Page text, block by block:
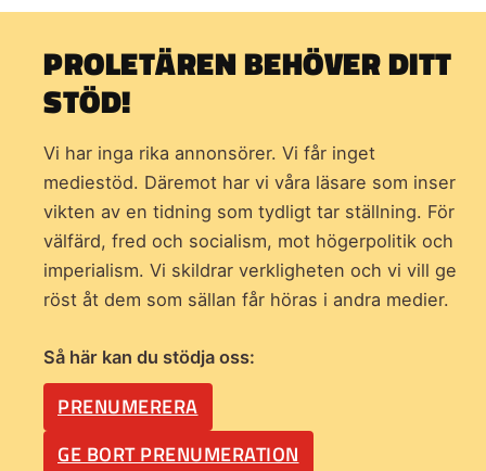
PROLETÄREN BEHÖVER DITT
STÖD!
Vi har inga rika annonsörer. Vi får inget
mediestöd. Däremot har vi våra läsare som inser
vikten av en tidning som tydligt tar ställning. För
välfärd, fred och socialism, mot högerpolitik och
imperialism. Vi skildrar verkligheten och vi vill ge
röst åt dem som sällan får höras i andra medier.
Så här kan du stödja oss:
PRENUMERERA
GE BORT PRENUMERATION